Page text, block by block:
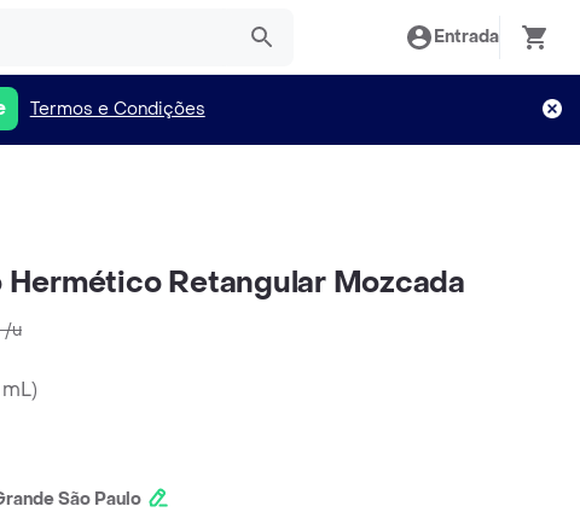
Entrada
Termos e Condições
Hermético Retangular Mozcada
/u
)
São Paulo